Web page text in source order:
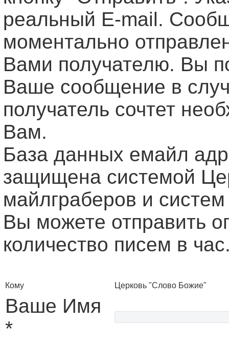
реальный E-mail.
моментально
Вами получателю. Вы
Ваше сообщение в
получатель сочтет
Вам.
База данных емайл
защищена системой
майлграберов и
Вы можете отправить
количество писем в
Кому Церковь "Слово Божие"
Ваше Имя
*